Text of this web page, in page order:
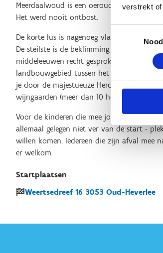
verstrekt
Meerdaalwoud is een oeroud bos dat
Het werd nooit ontbost.
De korte lus is nagenoeg vlak, maar in de
De steilste is de beklimming van de
middeleeuwen recht gesproken. De twee
landbouwgebied tussen het Heverleebos
je door de majestueuze Herculesdreef
wijngaarden (meer dan 10 hectare) van
Voor de kinderen die mee joggen zijn het
allemaal gelegen niet ver van de start -
willen komen. Iedereen die zijn afval
er welkom.
Startplaatsen
Weertsedreef 16 3053 Oud-Heverlee